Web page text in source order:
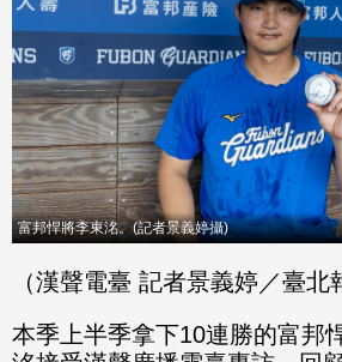
富邦悍將李東洺。(記者景義婷攝)
（漢聲電臺 記者景義婷／臺北
本季上半季拿下10連勝的富邦